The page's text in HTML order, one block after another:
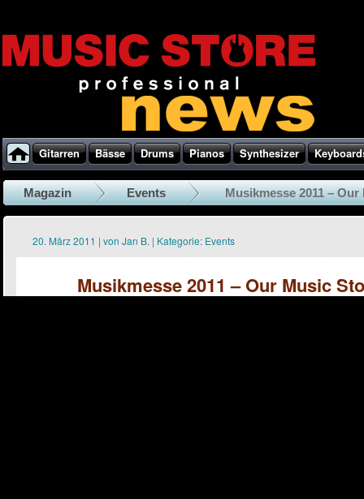
Gitarren Bässe Drums Pianos Synthesizer
Magazin Events Musikmesse 2011 –
20. März 2011 | von Jan B. | Kategorie: Events
Musikmesse 2011 – Our Music